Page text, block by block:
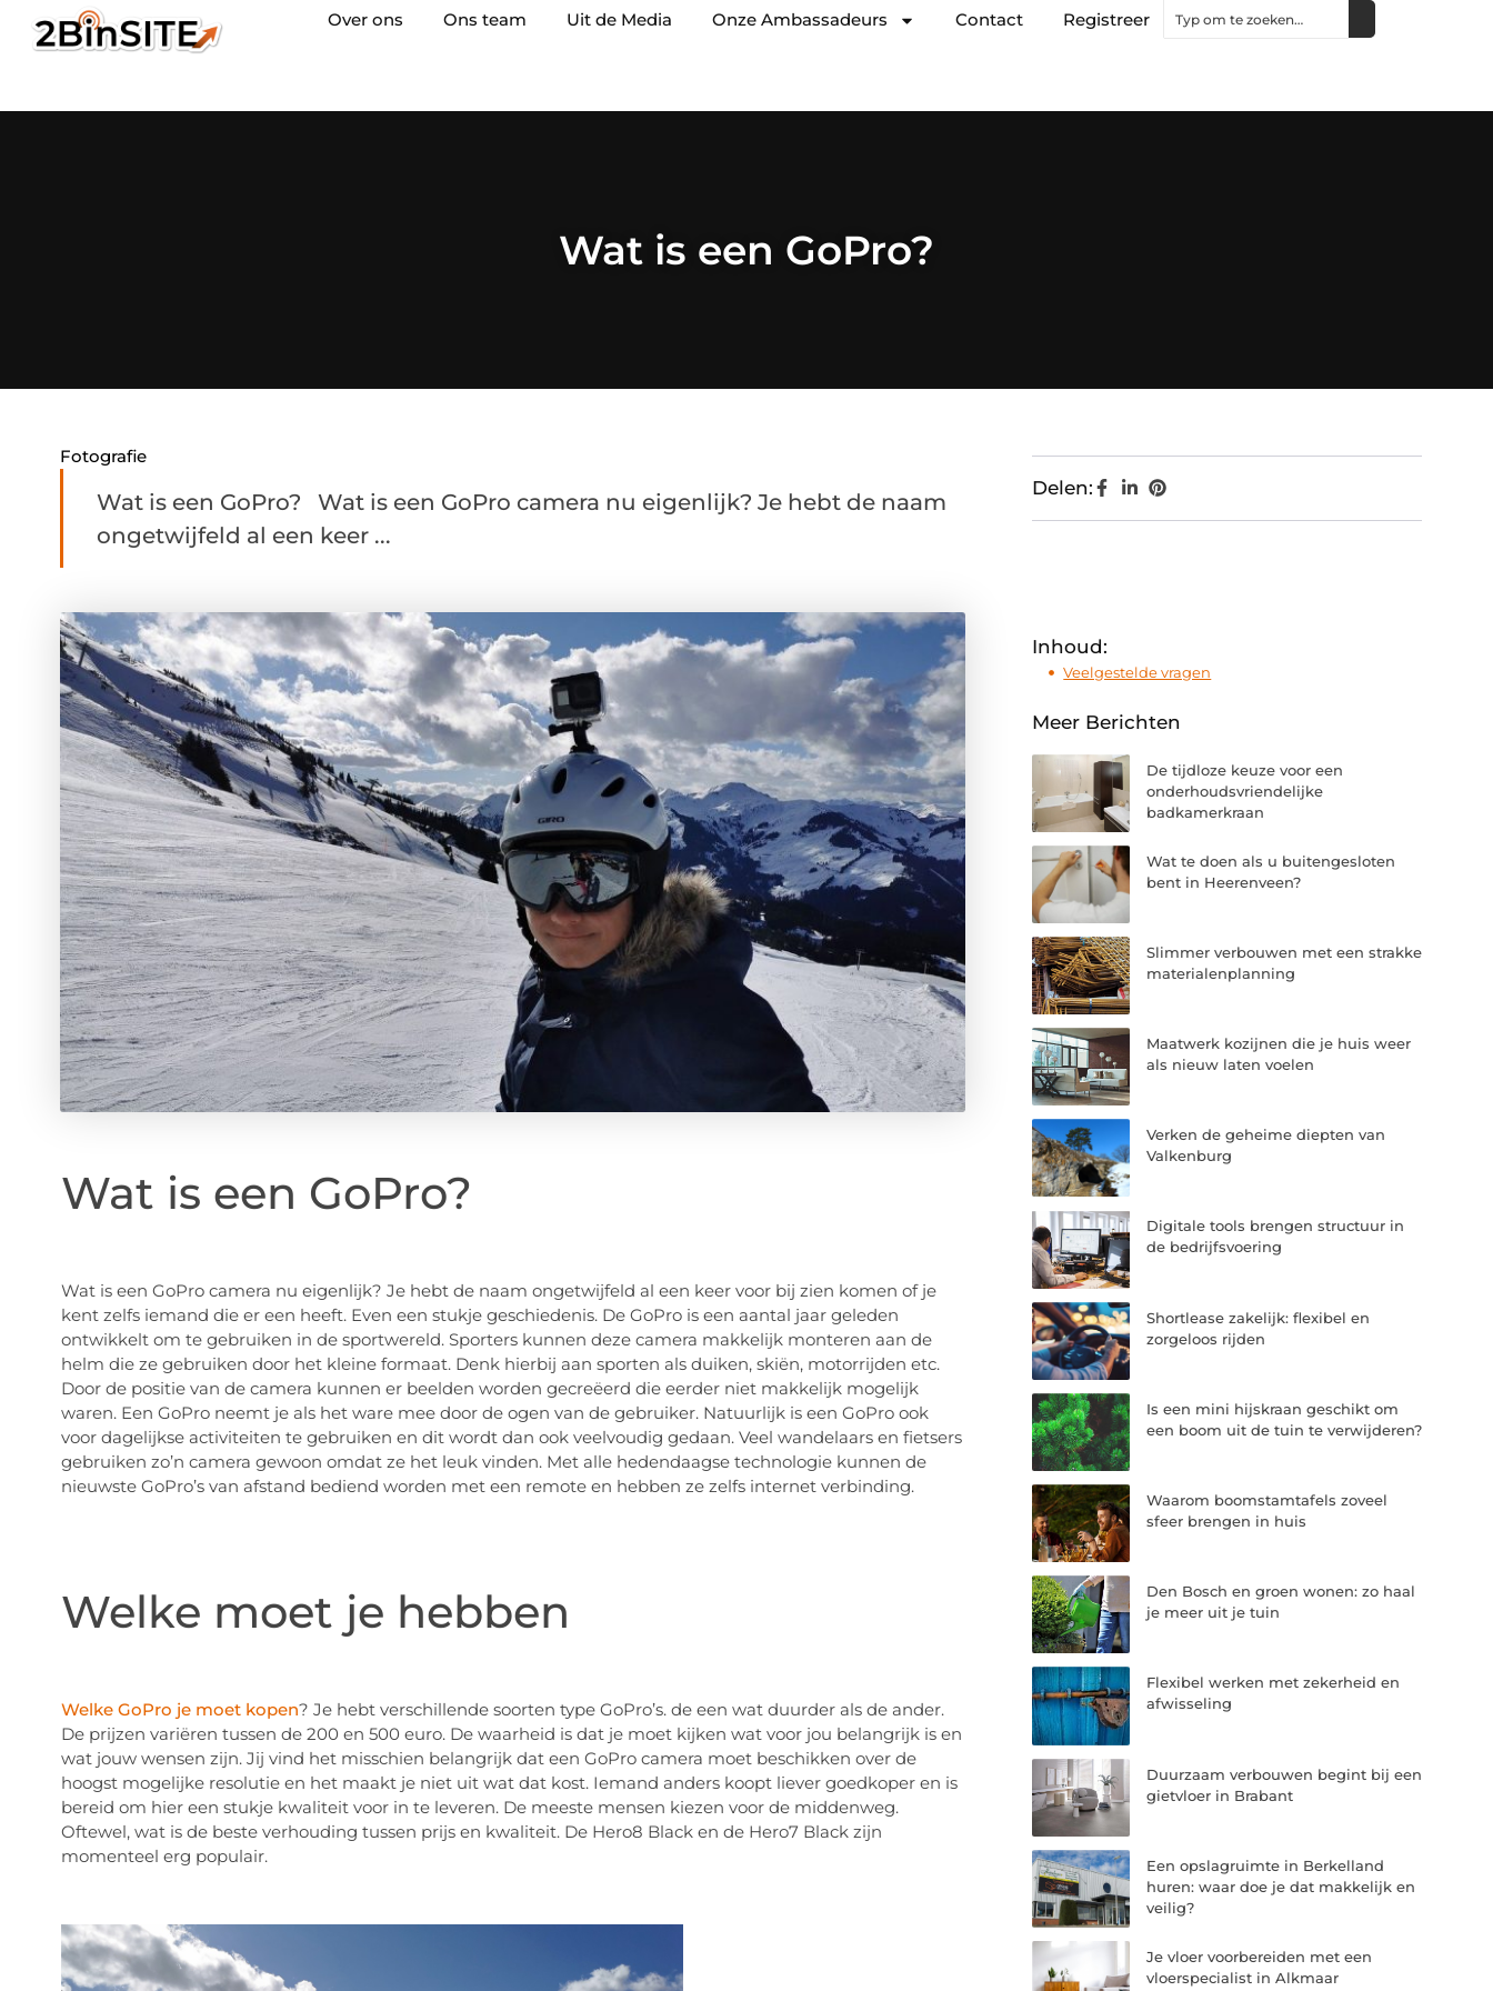
Over ons Ons team Uit de Media Onze Ambassadeurs Contact Registreer
Wat is een GoPro?
Fotografie
Wat is een GoPro? Wat is een GoPro camera nu eigenlijk? Je hebt de naam
ongetwijfeld al een keer ...
Wat is een GoPro?
Wat is een GoPro camera nu eigenlijk? Je hebt de naam ongetwijfeld al een keer voor bij zien komen of je
kent zelfs iemand die er een heeft. Even een stukje geschiedenis. De GoPro is een aantal jaar geleden
ontwikkelt om te gebruiken in de sportwereld. Sporters kunnen deze camera makkelijk monteren aan de
helm die ze gebruiken door het kleine formaat. Denk hierbij aan sporten als duiken, skiën, motorrijden etc.
Door de positie van de camera kunnen er beelden worden gecreëerd die eerder niet makkelijk mogelijk
waren. Een GoPro neemt je als het ware mee door de ogen van de gebruiker. Natuurlijk is een GoPro ook
voor dagelijkse activiteiten te gebruiken en dit wordt dan ook veelvoudig gedaan. Veel wandelaars en fietsers
gebruiken zo’n camera gewoon omdat ze het leuk vinden. Met alle hedendaagse technologie kunnen de
nieuwste GoPro’s van afstand bediend worden met een remote en hebben ze zelfs internet verbinding.
Welke moet je hebben
Welke GoPro je moet kopen? Je hebt verschillende soorten type GoPro’s. de een wat duurder als de ander.
De prijzen variëren tussen de 200 en 500 euro. De waarheid is dat je moet kijken wat voor jou belangrijk is en
wat jouw wensen zijn. Jij vind het misschien belangrijk dat een GoPro camera moet beschikken over de
hoogst mogelijke resolutie en het maakt je niet uit wat dat kost. Iemand anders koopt liever goedkoper en is
bereid om hier een stukje kwaliteit voor in te leveren. De meeste mensen kiezen voor de middenweg.
Oftewel, wat is de beste verhouding tussen prijs en kwaliteit. De Hero8 Black en de Hero7 Black zijn
momenteel erg populair.
Delen:
Inhoud:
Veelgestelde vragen
Meer Berichten
De tijdloze keuze voor een
onderhoudsvriendelijke
badkamerkraan
Wat te doen als u buitengesloten
bent in Heerenveen?
Slimmer verbouwen met een strakke
materialenplanning
Maatwerk kozijnen die je huis weer
als nieuw laten voelen
Verken de geheime diepten van
Valkenburg
Digitale tools brengen structuur in
de bedrijfsvoering
Shortlease zakelijk: flexibel en
zorgeloos rijden
Is een mini hijskraan geschikt om
een boom uit de tuin te verwijderen?
Waarom boomstamtafels zoveel
sfeer brengen in huis
Den Bosch en groen wonen: zo haal
je meer uit je tuin
Flexibel werken met zekerheid en
afwisseling
Duurzaam verbouwen begint bij een
gietvloer in Brabant
Een opslagruimte in Berkelland
huren: waar doe je dat makkelijk en
veilig?
Je vloer voorbereiden met een
vloerspecialist in Alkmaar